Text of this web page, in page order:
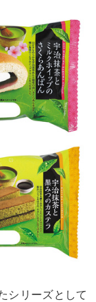
シリーズとして